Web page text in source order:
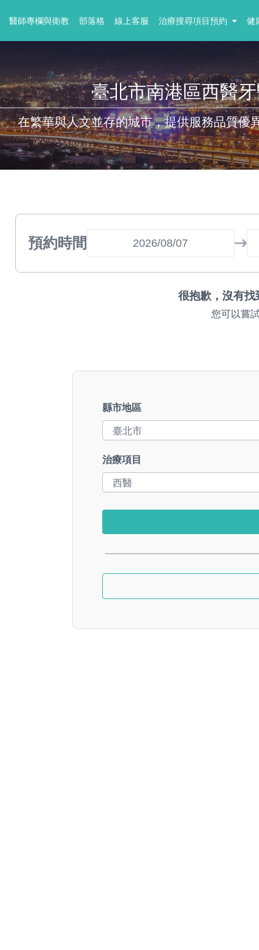
醫師專欄與衛教 部落格 線上客服 治療搜尋項目預約 健
臺北市南港區西醫
在繁華與人文並存的城市，提供服務品質優
預約時間
很抱歉，沒有找
您可以嘗
縣市地區
治療項目